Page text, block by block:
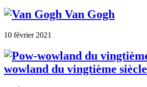
Van Gogh
10 février 2021
wowland du vingtième siècle